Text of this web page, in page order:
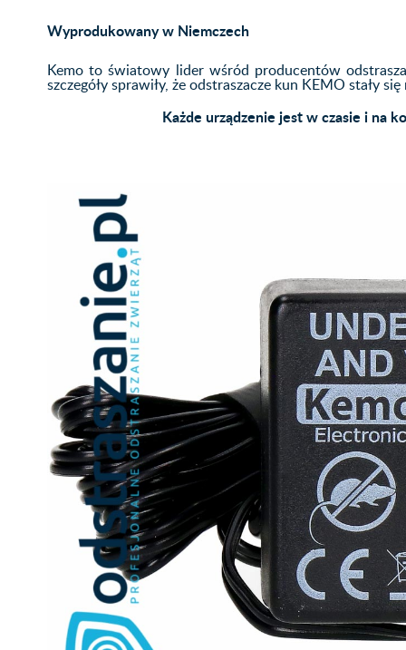
Wyprodukowany w Niemczech
Kemo to światowy lider wśród producentów
szczegóły sprawiły, że odstraszacze kun KEMO stały
Każde urządzenie jest w czasie i na